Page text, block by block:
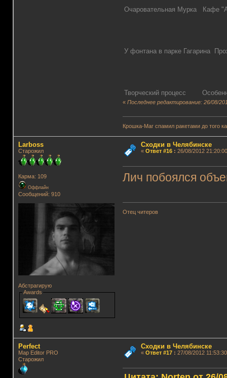
Очаровательная Мурка Кафе
У фонтана в парке Гагарина
Творческий процесс
«Последнее редактирование: 26/08/
Крошка-Маг спамил ракетами до того
Lаrboss
Старожил
Карма: 109
Оффлайн
Сообщений: 910
Абстрагирую
Awards
Сходки в Челябинске
« Ответ #16: 26/08/2012
Лич побоялся
Отец читеров
Perfect
Map Editor PRO
Старожил
Сходки в Челябинске
« Ответ #17: 27/08/2012